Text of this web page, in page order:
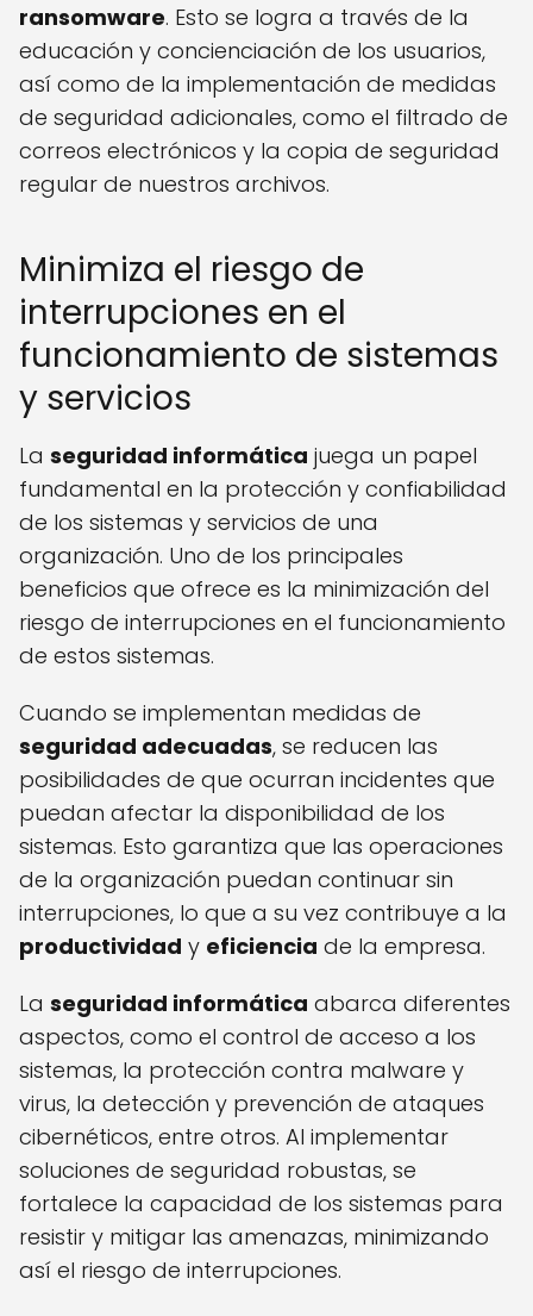
ransomware. Esto se logra a través de la
educación y concienciación de los usuarios,
así como de la implementación de medidas
de seguridad adicionales, como el filtrado de
correos electrónicos y la copia de seguridad
regular de nuestros archivos.
Minimiza el riesgo de
interrupciones en el
funcionamiento de sistemas
y servicios
La seguridad informática juega un papel
fundamental en la protección y confiabilidad
de los sistemas y servicios de una
organización. Uno de los principales
beneficios que ofrece es la minimización del
riesgo de interrupciones en el funcionamiento
de estos sistemas.
Cuando se implementan medidas de
seguridad adecuadas, se reducen las
posibilidades de que ocurran incidentes que
puedan afectar la disponibilidad de los
sistemas. Esto garantiza que las operaciones
de la organización puedan continuar sin
interrupciones, lo que a su vez contribuye a la
productividad y eficiencia de la empresa.
La seguridad informática abarca diferentes
aspectos, como el control de acceso a los
sistemas, la protección contra malware y
virus, la detección y prevención de ataques
cibernéticos, entre otros. Al implementar
soluciones de seguridad robustas, se
fortalece la capacidad de los sistemas para
resistir y mitigar las amenazas, minimizando
así el riesgo de interrupciones.